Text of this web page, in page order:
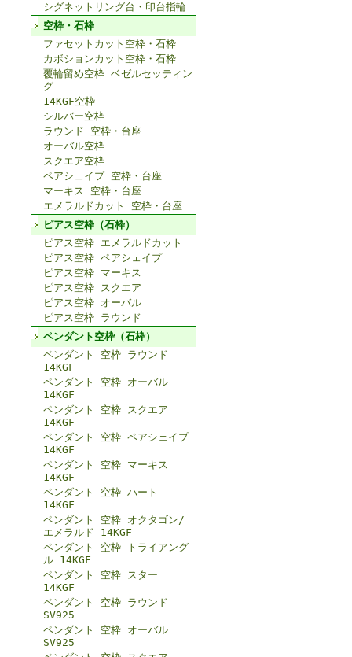
シグネットリング台・印台指輪
空枠・石枠
ファセットカット空枠・石枠
カボションカット空枠・石枠
覆輪留め空枠 ベゼルセッティン
グ
14KGF空枠
シルバー空枠
ラウンド 空枠・台座
オーバル空枠
スクエア空枠
ペアシェイプ 空枠・台座
マーキス 空枠・台座
エメラルドカット 空枠・台座
ピアス空枠（石枠）
ピアス空枠 エメラルドカット
ピアス空枠 ペアシェイプ
ピアス空枠 マーキス
ピアス空枠 スクエア
ピアス空枠 オーバル
ピアス空枠 ラウンド
ペンダント空枠（石枠）
ペンダント 空枠 ラウンド
14KGF
ペンダント 空枠 オーバル
14KGF
ペンダント 空枠 スクエア
14KGF
ペンダント 空枠 ペアシェイプ
14KGF
ペンダント 空枠 マーキス
14KGF
ペンダント 空枠 ハート
14KGF
ペンダント 空枠 オクタゴン/
エメラルド 14KGF
ペンダント 空枠 トライアング
ル 14KGF
ペンダント 空枠 スター
14KGF
ペンダント 空枠 ラウンド
SV925
ペンダント 空枠 オーバル
SV925